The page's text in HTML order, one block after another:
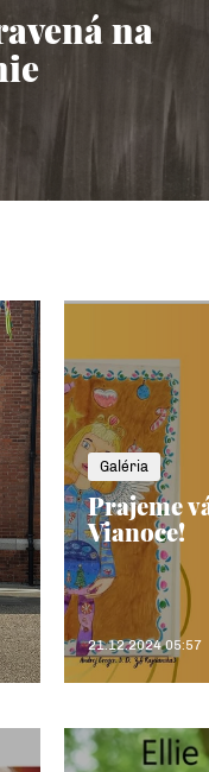
na
Galéria
Prajeme
Vianoce!
21.12.2024 05:57